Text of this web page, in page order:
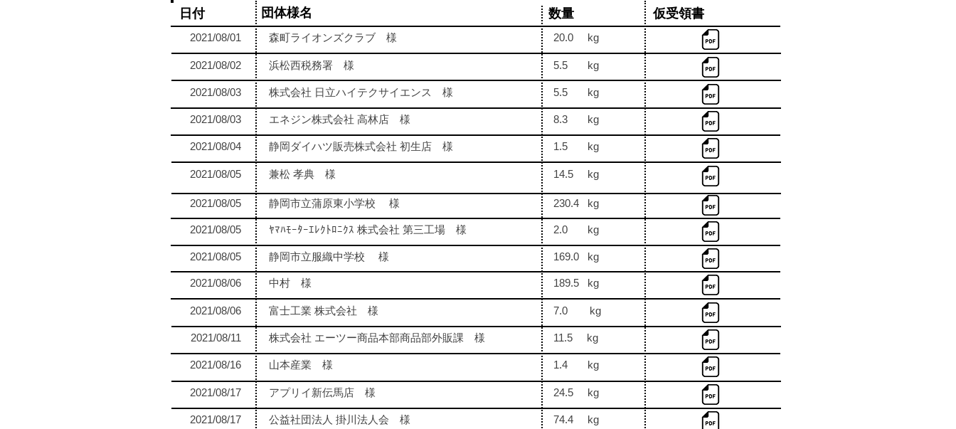
日付 団体様名 ​数量 仮受領書
2021/08/01 森町ライオンズクラブ 様 20.0 kg
2021/08/02 浜松西税務署 様 5.5 kg
2021/08/03 株式会社 日立ハイテクサイエンス 様 5.5 kg
2021/08/03 エネジン株式会社 高林店 様 8.3 kg
2021/08/04 静岡ダイハツ販売株式会社 初生店 様 1.5 kg
2021/08/05 兼松 孝典 様 14.5 kg
2021/08/05 静岡市立蒲原東小学校 様 230.4 kg
2021/08/05 ﾔﾏﾊﾓｰﾀｰｴﾚｸﾄﾛﾆｸｽ 株式会社 第三工場 様 2.0 kg
2021/08/05 静岡市立服織中学校 様 169.0 kg
2021/08/06 中村 様 189.5 kg
2021/08/06 富士工業 株式会社 様 7.0 kg
2021/08/11 株式会社 エーツー商品本部商品部外販課 様 11.5 kg
2021/08/16 山本産業 様 1.4 kg
2021/08/17 アプリイ新伝馬店 様 24.5 kg
2021/08/17 公益社団法人 掛川法人会 様 74.4 kg